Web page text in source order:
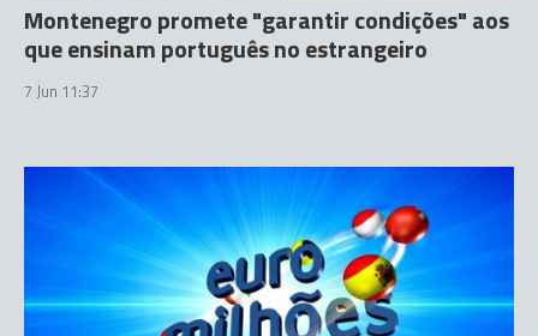
Montenegro promete "garantir condições" aos
que ensinam português no estrangeiro
7 Jun 11:37